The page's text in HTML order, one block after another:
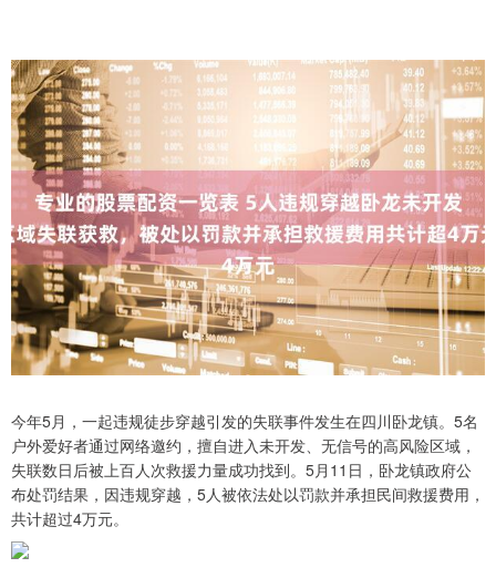
今年5月，一起违规徒步穿越引发的失联事件发生在四川卧龙镇。5名
户外爱好者通过网络邀约，擅自进入未开发、无信号的高风险区域，
失联数日后被上百人次救援力量成功找到。5月11日，卧龙镇政府公
布处罚结果，因违规穿越，5人被依法处以罚款并承担民间救援费用，
共计超过4万元。